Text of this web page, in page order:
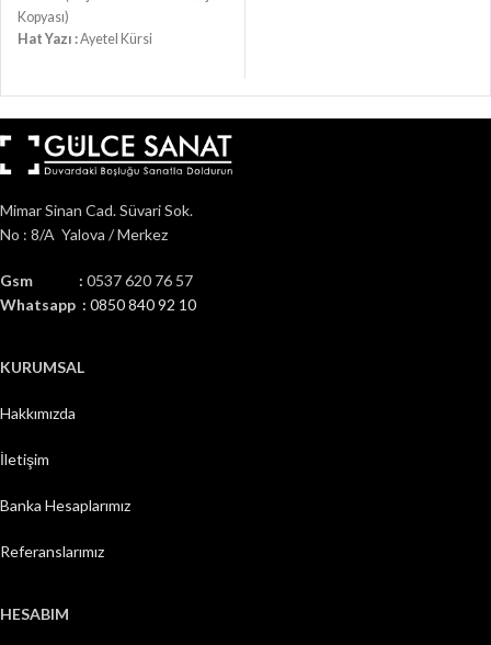
Kopyası)
Hat Yazı :Ayetel Kürsi
Mimar Sinan Cad. Süvari Sok.
No : 8/A Yalova / Merkez
Gsm : 0537 620 76 57
Whatsapp : 0850 840 92 10
KURUMSAL
Hakkımızda
İletişim
Banka Hesaplarımız
Referanslarımız
HESABIM